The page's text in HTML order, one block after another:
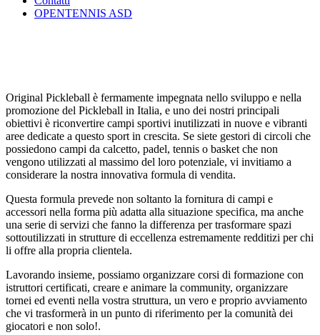
OPENTENNIS ASD
Original Pickleball è fermamente impegnata nello sviluppo e nella
promozione del Pickleball in Italia, e uno dei nostri principali
obiettivi è riconvertire campi sportivi inutilizzati in nuove e vibranti
aree dedicate a questo sport in crescita. Se siete gestori di circoli che
possiedono campi da calcetto, padel, tennis o basket che non
vengono utilizzati al massimo del loro potenziale, vi invitiamo a
considerare la nostra innovativa formula di vendita.
Questa formula prevede non soltanto la fornitura di campi e
accessori nella forma più adatta alla situazione specifica, ma anche
una serie di servizi che fanno la differenza per trasformare spazi
sottoutilizzati in strutture di eccellenza estremamente redditizi per chi
li offre alla propria clientela.
Lavorando insieme, possiamo organizzare corsi di formazione con
istruttori certificati, creare e animare la community, organizzare
tornei ed eventi nella vostra struttura, un vero e proprio avviamento
che vi trasformerà in un punto di riferimento per la comunità dei
giocatori e non solo!.